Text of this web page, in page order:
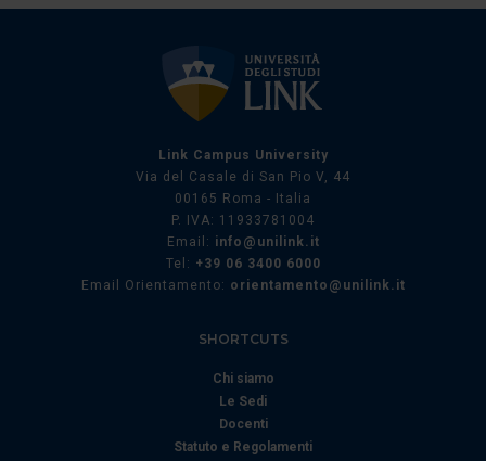
annunci, per fornire funzionalità dei social media e per
analizzare il nostro traffico. Condividiamo inoltre
informazioni sul modo in cui utilizza il nostro sito con i
nostri partner che si occupano di analisi dei dati web,
pubblicità e social media, i quali potrebbero combinarle
con altre informazioni che ha fornito loro o che hanno
raccolto dal suo utilizzo dei loro servizi.
Link Campus University
Via del Casale di San Pio V, 44
00165 Roma - Italia
P. IVA: 11933781004
Email: info@unilink.it
Tel: +39 06 3400 6000
Email Orientamento: orientamento@unilink.it
SHORTCUTS
Chi siamo
Le Sedi
Docenti
Statuto e Regolamenti